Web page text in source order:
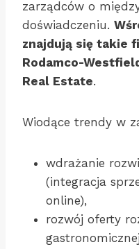
zarządców o
doświadczeniu.
znajdują się takie
Rodamco-
Real Estate.
Wiodące trendy w
wdrażanie
(integracja
online),
rozwój oferty